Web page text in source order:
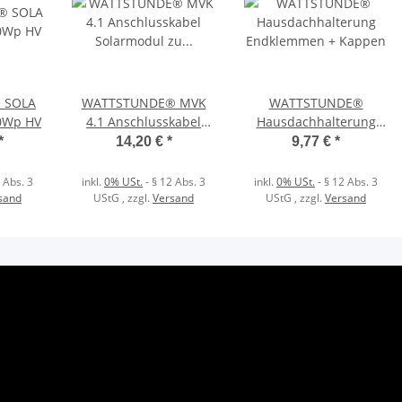
HV
3
WATTSTUNDE® MVK
4.1 Anschlusskabel
Solarmodul zu
4mm²
14,20 € *
inkl.0% USt.- § 12 Abs. 3
UStG , zzgl.Versand
WATTSTUNDE®
Hausdachhalterung
Endklemmen + Kappen
9,77 € *
inkl.0% USt.- § 12 Abs. 3
UStG , zzgl.Versand